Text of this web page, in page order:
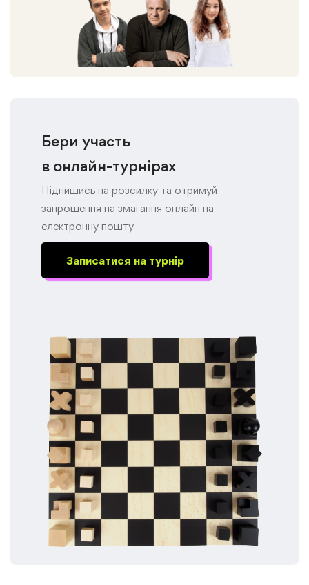
Бери участь
в онлайн-турнірах
Підпишись на розсилку та отримуй
запрошення на змагання онлайн на
електронну пошту
Записатися на турнір